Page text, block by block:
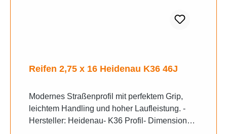
Reifen 2,75 x 16 Heidenau K36 46J
Modernes Straßenprofil mit perfektem Grip,
leichtem Handling und hoher Laufleistung. -
Hersteller: Heidenau- K36 Profil- Dimension